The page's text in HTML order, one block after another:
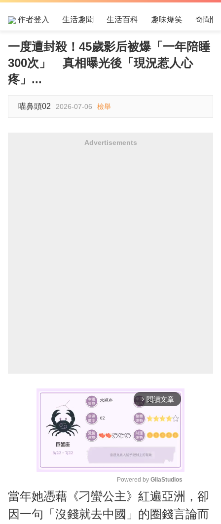
作者登入 生活趣聞 生活百科 趣味爆笑 奇聞怪
一度遭封殺！45歲影后被爆「一年陪睡
300次」 真相曝光後「現況惹人心
疼」...
喵鼻頭02 2026-07-06 檢舉
Advertisements
arrow_forward_ios 閱讀文章
M
u
t
Powered by GliaStudios
當年她憑藉《刁蠻公主》紅遍亞洲，卻
因一句「沒錢就去中國」的圈錢言論而